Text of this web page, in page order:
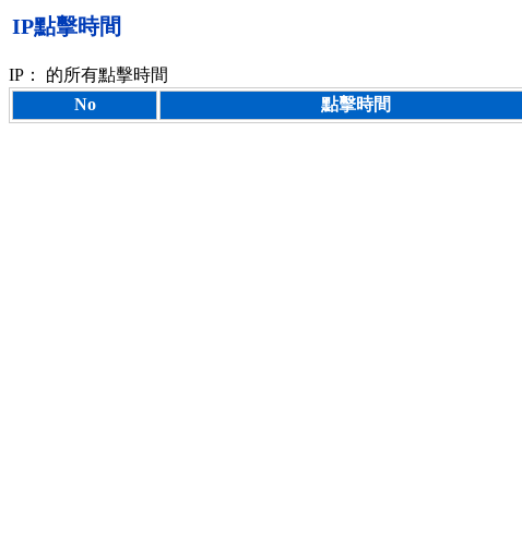
IP點擊時間
IP：
的所有點擊時間
No
點擊時間